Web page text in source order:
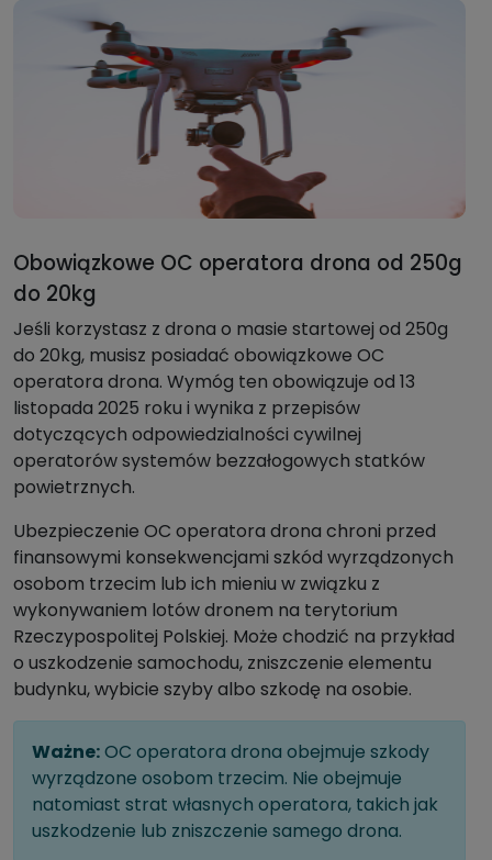
Obowiązkowe OC operatora drona od 250g
do 20kg
Jeśli korzystasz z drona o masie startowej od 250g
do 20kg, musisz posiadać obowiązkowe OC
operatora drona. Wymóg ten obowiązuje od 13
listopada 2025 roku i wynika z przepisów
dotyczących odpowiedzialności cywilnej
operatorów systemów bezzałogowych statków
powietrznych.
Ubezpieczenie OC operatora drona chroni przed
finansowymi konsekwencjami szkód wyrządzonych
osobom trzecim lub ich mieniu w związku z
wykonywaniem lotów dronem na terytorium
Rzeczypospolitej Polskiej. Może chodzić na przykład
o uszkodzenie samochodu, zniszczenie elementu
budynku, wybicie szyby albo szkodę na osobie.
Ważne:OC operatora drona obejmuje szkody
wyrządzone osobom trzecim. Nie obejmuje
natomiast strat własnych operatora, takich jak
uszkodzenie lub zniszczenie samego drona.